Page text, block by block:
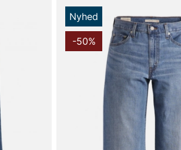
Nyhed
-50%